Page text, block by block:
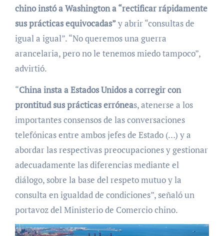
chino instó a Washington a “rectificar rápidamente
sus prácticas equivocadas”y abrir “consultas de
igual a igual”. “No queremos una guerra
arancelaria, pero no le tenemos miedo tampoco”,
advirtió.
“China insta a Estados Unidos a corregir con
prontitud sus prácticas erróneas, atenerse a los
importantes consensos de las conversaciones
telefónicas entre ambos jefes de Estado (…) y a
abordar las respectivas preocupaciones y gestionar
adecuadamente las diferencias mediante el
diálogo, sobre la base del respeto mutuo y la
consulta en igualdad de condiciones”, señaló un
portavoz del Ministerio de Comercio chino.